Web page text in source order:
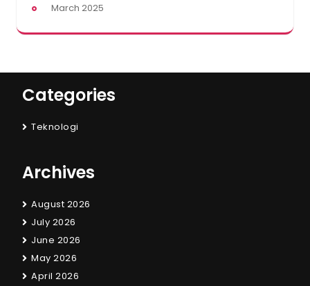
March 2025
Categories
Teknologi
Archives
August 2026
July 2026
June 2026
May 2026
April 2026